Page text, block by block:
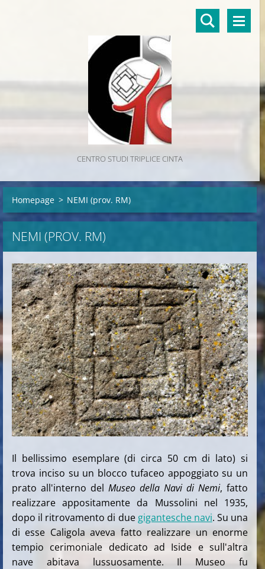
CENTRO STUDI TRIPLICE CINTA
Homepage > NEMI (prov. RM)
NEMI (PROV. RM)
Il bellissimo esemplare (di circa 50 cm di lato) si
trova inciso su un blocco tufaceo appoggiato su un
prato all'interno delMuseo della Navi di Nemi, fatto
realizzare appositamente da Mussolini nel 1935,
dopo il ritrovamento di due gigantesche navi. Su una
di esse Caligola aveva fatto realizzare un enorme
tempio cerimoniale dedicato ad Iside e sull'altra
nave abitava lussuosamente. Il Museo fu